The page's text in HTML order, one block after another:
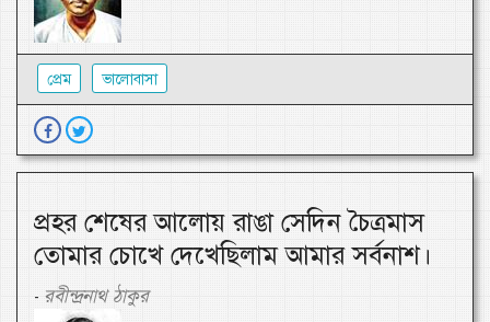
প্রেম ভালোবাসা
প্রহর শেষের আলোয় রাঙা সেদিন চৈত্রমাস
তোমার চোখে দেখেছিলাম আমার সর্বনাশ।
- রবীন্দ্রনাথ ঠাকুর